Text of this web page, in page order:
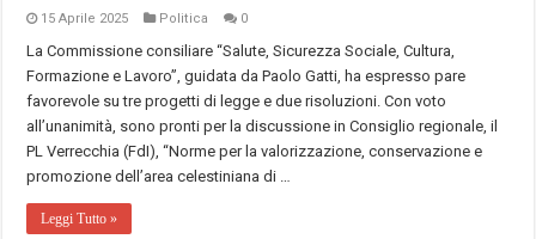
15 Aprile 2025 Politica 0
La Commissione consiliare “Salute, Sicurezza Sociale, Cultura,
Formazione e Lavoro”, guidata da Paolo Gatti, ha espresso pare
favorevole su tre progetti di legge e due risoluzioni. Con voto
all’unanimità, sono pronti per la discussione in Consiglio regionale, il
PL Verrecchia (FdI), “Norme per la valorizzazione, conservazione e
promozione dell’area celestiniana di …
Leggi Tutto »